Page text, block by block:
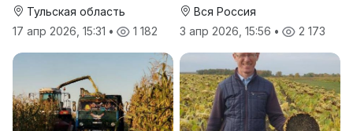
Тульская область
17 апр 2026, 15:31 • 1 182
Вся Россия
3 апр 2026, 15:56 • 2 173